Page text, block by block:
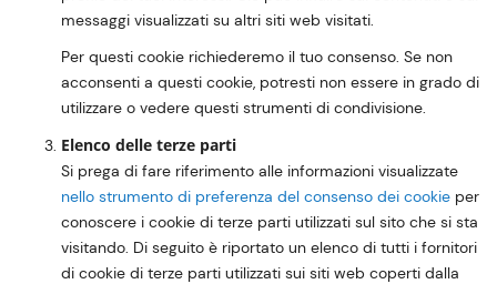
messaggi visualizzati su altri siti web visitati.
Per questi cookie richiederemo il tuo consenso. Se non
acconsenti a questi cookie, potresti non essere in grado di
utilizzare o vedere questi strumenti di condivisione.
Elenco delle terze parti
Si prega di fare riferimento alle informazioni visualizzate
nello strumento di preferenza del consenso dei cookie per
conoscere i cookie di terze parti utilizzati sul sito che si sta
visitando. Di seguito è riportato un elenco di tutti i fornitori
di cookie di terze parti utilizzati sui siti web coperti dalla